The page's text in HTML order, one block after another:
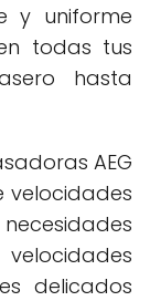
y uniforme
todas tus
hasta
AEG
velocidades
delicados